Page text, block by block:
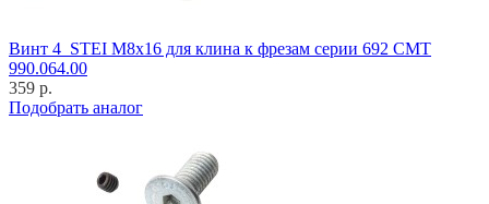
Винт 4_STEI M8x16 для клина к фрезам серии 692 CMT
990.064.00
359 р.
Подобрать аналог